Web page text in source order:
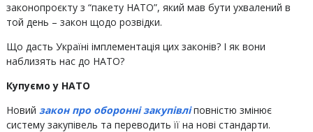
законопроєкту з “пакету НАТО”, який мав бути ухвалений в
той день – закон щодо розвідки.
Що дасть Україні імплементація цих законів? І як вони
наблизять нас до НАТО?
Купуємо у НАТО
Новий закон про оборонні закупівліповністю змінює
систему закупівель та переводить її на нові стандарти.